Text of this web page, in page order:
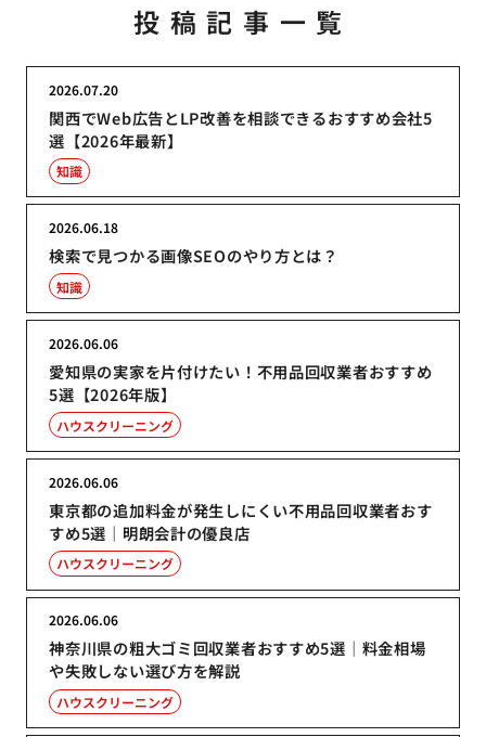
投稿記事一覧
関西でWeb広告とLP改善を相談できるおすすめ会社5
選【2026年最新】
2026.07.20
知識
検索で見つかる画像SEOのやり方とは？
2026.06.18
知識
愛知県の実家を片付けたい！不用品回収業者おすすめ
5選【2026年版】
2026.06.06
ハウスクリーニング
東京都の追加料金が発生しにくい不用品回収業者おす
すめ5選｜明朗会計の優良店
2026.06.06
ハウスクリーニング
神奈川県の粗大ゴミ回収業者おすすめ5選｜料金相場
や失敗しない選び方を解説
2026.06.06
ハウスクリーニング